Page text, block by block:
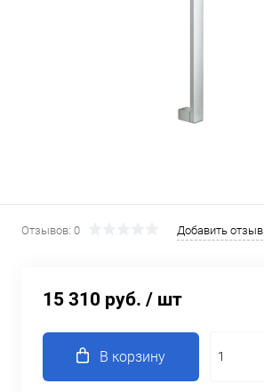
Отзывов: 0 Добавить отзыв
15 310 руб. / шт
В корзину